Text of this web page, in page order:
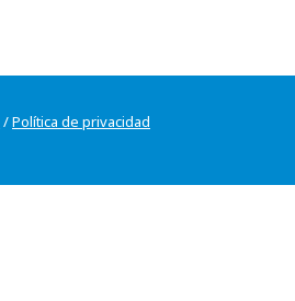
/Política de privacidad